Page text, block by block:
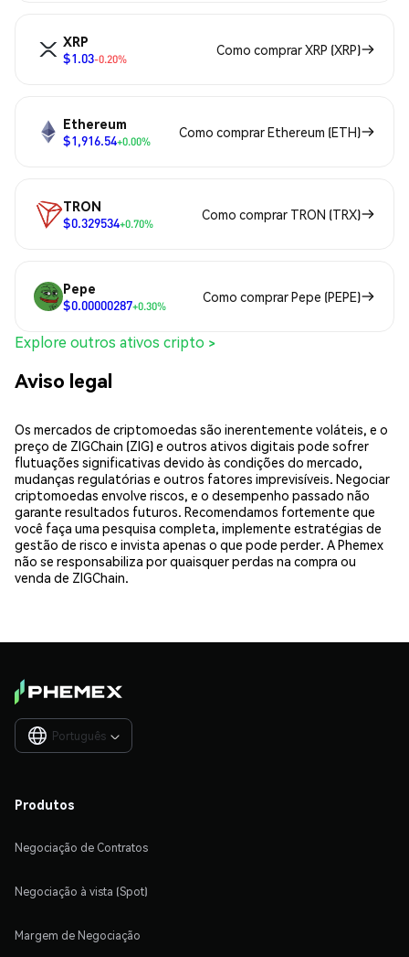
XRP
$1.03-0.20%
Como comprar XRP (XRP)
Ethereum
$1,916.54+0.00%
Como comprar Ethereum (ETH)
TRON
$0.329534+0.70%
Como comprar TRON (TRX)
Pepe
$0.00000287+0.30%
Como comprar Pepe (PEPE)
Explore outros ativos cripto >
Aviso legal
Os mercados de criptomoedas são inerentemente voláteis, e o
preço de ZIGChain (ZIG) e outros ativos digitais pode sofrer
flutuações significativas devido às condições do mercado,
mudanças regulatórias e outros fatores imprevisíveis. Negociar
criptomoedas envolve riscos, e o desempenho passado não
garante resultados futuros. Recomendamos fortemente que
você faça uma pesquisa completa, implemente estratégias de
gestão de risco e invista apenas o que pode perder. A Phemex
não se responsabiliza por quaisquer perdas na compra ou
venda de ZIGChain.
Português 
Produtos
Negociação de Contratos
Negociação à vista (Spot)
Margem de Negociação